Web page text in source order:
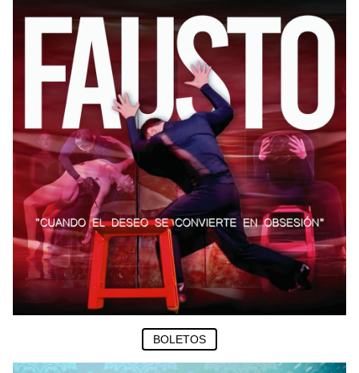
BOLETOS